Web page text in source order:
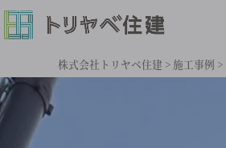
株式会社トリヤベ住建 > 施工事例 >